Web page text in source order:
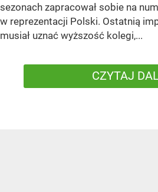
sezonach zapracował sobie na
w reprezentacji Polski. Ostatnią
musiał uznać wyższość kolegi,...
CZYTAJ